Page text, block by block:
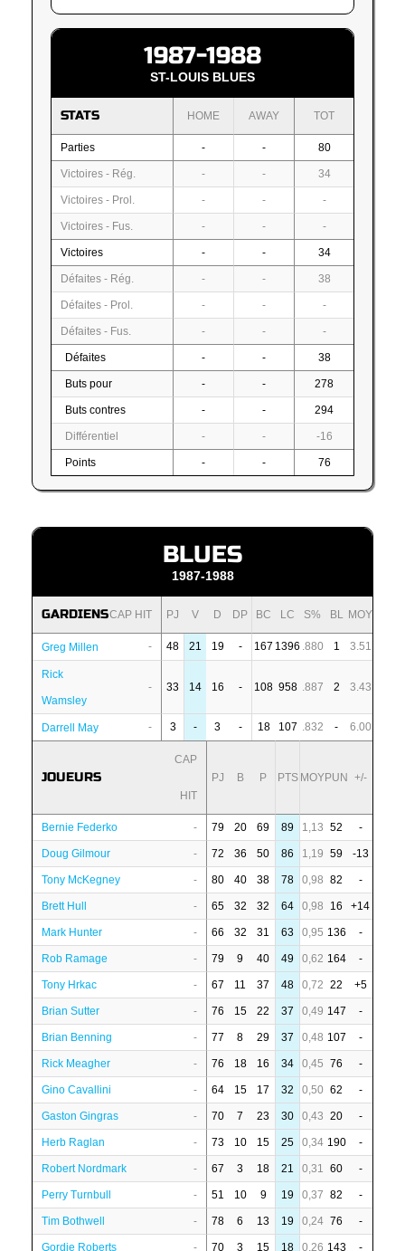
1987-1988
ST-LOUIS BLUES
STATS HOME AWAY TOT
Parties - - 80
Victoires - Rég. - - 34
Victoires - Prol. - - -
Victoires - Fus. - - -
Victoires - - 34
Défaites - Rég. - - 38
Défaites - Prol. - - -
Défaites - Fus. - - -
Défaites - - 38
Buts pour - - 278
Buts contres - - 294
Différentiel - - -16
Points - - 76
BLUES
1987-1988
GARDIENSCAP HIT PJ V D DP BC LC S% BL MOY
Greg Millen - 48 21 19 - 167 1396 .880 1 3.51
Rick
Wamsley
- 33 14 16 - 108 958 .887 2 3.43
Darrell May - 3 - 3 - 18 107 .832 - 6.00
JOUEURS
CAP
HIT
PJ B P PTS MOYPUN +/-
Bernie Federko - 79 20 69 89 1,13 52 -
Doug Gilmour - 72 36 50 86 1,19 59 -13
Tony McKegney - 80 40 38 78 0,98 82 -
Brett Hull - 65 32 32 64 0,98 16 +14
Mark Hunter - 66 32 31 63 0,95 136 -
Rob Ramage - 79 9 40 49 0,62 164 -
Tony Hrkac - 67 11 37 48 0,72 22 +5
Brian Sutter - 76 15 22 37 0,49 147 -
Brian Benning - 77 8 29 37 0,48 107 -
Rick Meagher - 76 18 16 34 0,45 76 -
Gino Cavallini - 64 15 17 32 0,50 62 -
Gaston Gingras - 70 7 23 30 0,43 20 -
Herb Raglan - 73 10 15 25 0,34 190 -
Robert Nordmark - 67 3 18 21 0,31 60 -
Perry Turnbull - 51 10 9 19 0,37 82 -
Tim Bothwell - 78 6 13 19 0,24 76 -
Gordie Roberts - 70 3 15 18 0,26 143 -